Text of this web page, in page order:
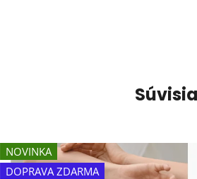
NOVINKA
DOPRAVA ZDARMA